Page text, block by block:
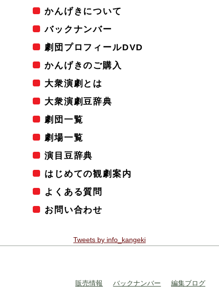
かんげきについて
バックナンバー
劇団プロフィールDVD
かんげきのご購入
大衆演劇とは
大衆演劇豆辞典
劇団一覧
劇場一覧
演目豆辞典
はじめての観劇案内
よくある質問
お問い合わせ
Tweets by info_kangeki
販売情報 バックナンバー 編集ブログ